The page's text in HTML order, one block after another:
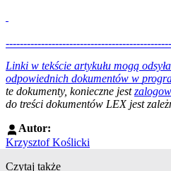
Linki w tekście artykułu mogą
odpowiednich dokumentów w
te dokumenty, konieczne jest
do treści dokumentów LEX jest
Autor:
Krzysztof Koślicki
Czytaj także